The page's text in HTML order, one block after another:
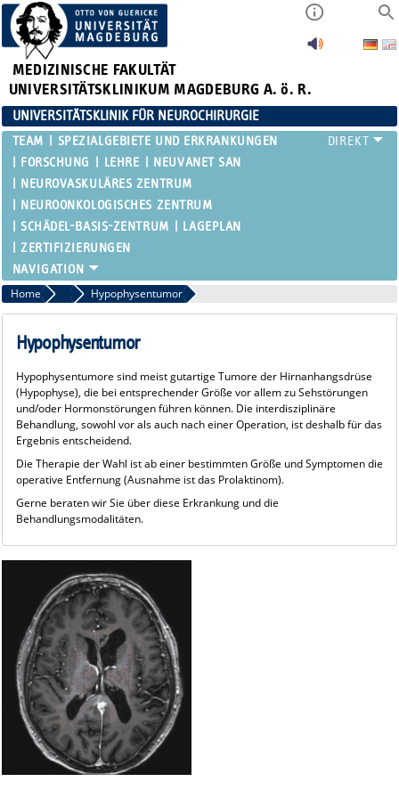
MEDIZINISCHE FAKULTÄT
UNIVERSITÄTSKLINIKUM MAGDEBURG A. ö. R.
UNIVERSITÄTSKLINIK FÜR NEUROCHIRURGIE
TEAM
SPEZIALGEBIETE UND ERKRANKUNGEN
FORSCHUNG
LEHRE
NEUVANET SAN
NEUROVASKULÄRES ZENTRUM
NEUROONKOLOGISCHES ZENTRUM
SCHÄDEL-BASIS-ZENTRUM
LAGEPLAN
ZERTIFIZIERUNGEN
Home Schädelbasischirurgie / Neuroendoskopie
Hypophysentumor
Hypophysentumor
Hypophysentumore sind meist gutartige Tumore der Hirnanhangsdrüse
(Hypophyse), die bei entsprechender Größe vor allem zu Sehstörungen
und/oder Hormonstörungen führen können. Die interdisziplinäre
Behandlung, sowohl vor als auch nach einer Operation, ist deshalb für das
Ergebnis entscheidend.
Die Therapie der Wahl ist ab einer bestimmten Größe und Symptomen die
operative Entfernung (Ausnahme ist das Prolaktinom).
Gerne beraten wir Sie über diese Erkrankung und die
Behandlungsmodalitäten.